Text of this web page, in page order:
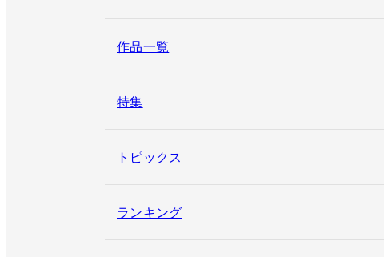
作品一覧
特集
トピックス
ランキング